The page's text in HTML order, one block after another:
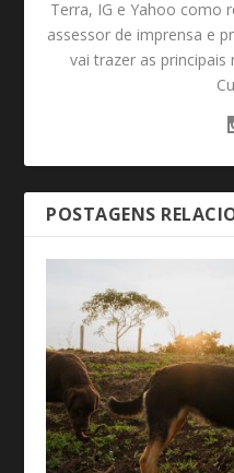
Terra, IG e Yahoo como
assessor de imprensa e
vai trazer as
POSTAGENS